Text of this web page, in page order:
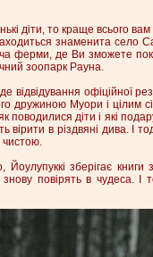
діти, то краще всього
знаменита село
ферми, де Ви зможете
зоопарк Рауна.
відвідування офіційної
дружиною Муори і цілим
поводилися діти і які
вірити в різдвяні дива.
чистою.
зберігає
повірять в чудеса. І